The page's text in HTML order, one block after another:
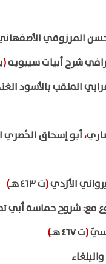
المرزوقي
شرح أبيات سيبويه(
الملقب بالأسود
،أبو إسحاق الحُصري
الأزدي(ت ٤٦٣ هـ
)
مع:شروح حماسة أبي
(ت ٤٦٧ هـ
)